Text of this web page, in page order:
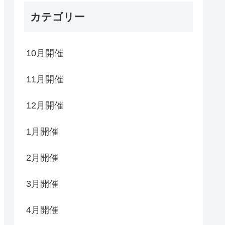
カテゴリー
10月開催
11月開催
12月開催
1月開催
2月開催
3月開催
4月開催